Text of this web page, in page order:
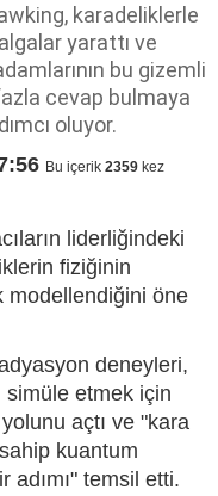
karadeliklerle
yarattı ve
bu gizemli
cevap bulmaya
oluyor.
Bu içerik 2359 kez
liderliğindeki
fiziğinin
modellendiğini öne
deneyleri,
etmek için
açtı ve "kara
kuantum
adımı" temsil etti.